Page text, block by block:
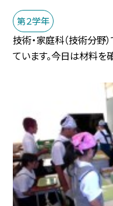
第２学年
技術・家庭科（技術分野
ています。今日は材料を